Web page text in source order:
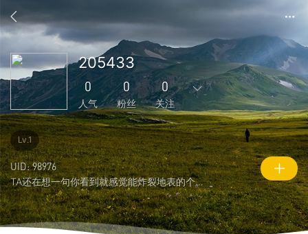
205433
0
人气
0
粉丝
0
关注
0
主题
3
回复
0
好友
0
粉丝
0
关注
0
说说
0
人气
8
积分
Lv.1
UID: 98976
TA还在想一句你看到就感觉能炸裂地表的个性签名